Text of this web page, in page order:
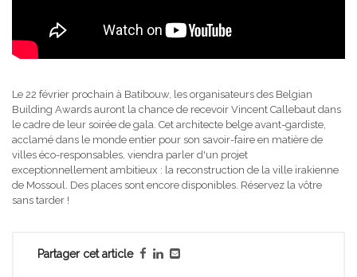
Le 22 février prochain à Batibouw, les organisateurs des Belgian
Building Awards auront la chance de recevoir Vincent Callebaut dans
le cadre de leur soirée de gala. Cet architecte belge avant-gardiste,
acclamé dans le monde entier pour son savoir-faire en matière de
villes éco-responsables, viendra parler d'un projet
exceptionnellement ambitieux : la reconstruction de la ville irakienne
de Mossoul. Des places sont encore disponibles. Réservez la vôtre
sans tarder !
Partager cet article